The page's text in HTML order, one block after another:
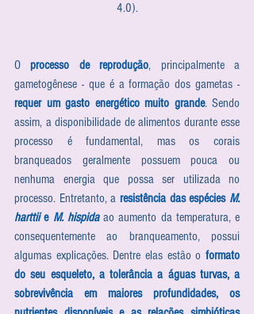
4.0).
O processo de reprodução, principalmente a
requer um gasto energético muito grande. Sendo
assim, a disponibilidade de alimentos durante esse
processo é fundamental, mas os corais
branqueados geralmente possuem pouca ou
nenhuma energia que possa ser utilizada no
processo. Entretanto, a resistência das espécies M.
harttii e M. hispida ao aumento da temperatura, e
consequentemente ao branqueamento, possui
algumas explicações. Dentre elas estão o formato
do seu esqueleto, a tolerância a águas turvas, a
sobrevivência em maiores profundidades, os